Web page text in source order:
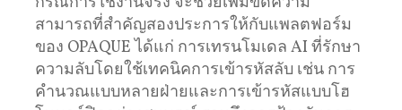
สามารถที่สำคัญสองประการให้กับแพลตฟอร์ม
ของ OPAQUE ได้แก่ การเทรนโมเดล AI ที่รักษา
ความลับโดยใช้เทคนิคการเข้ารหัสลับ เช่น การ
คำนวณแบบหลายฝ่ายและการเข้ารหัสแบบโฮ